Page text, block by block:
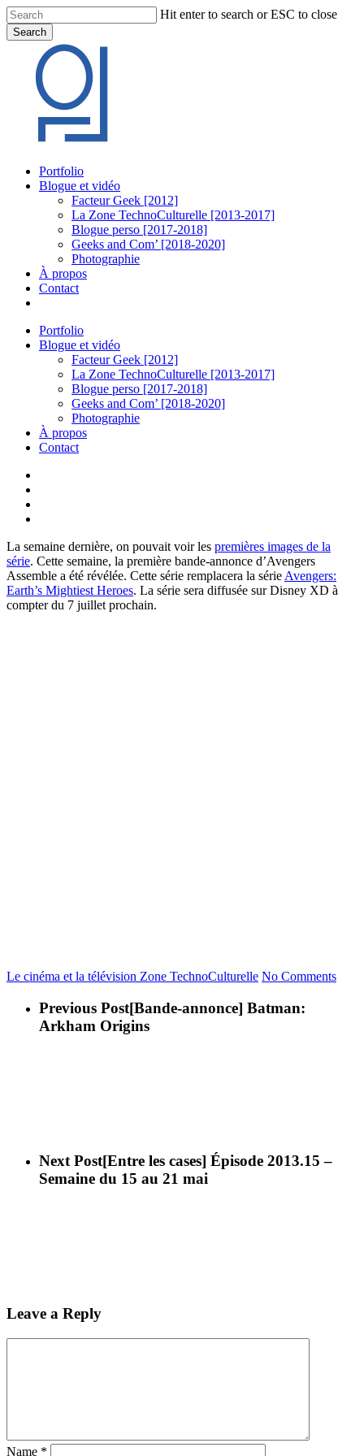
Skip
to
main
content
Hit enter to search or ESC to close
Search
Search
Menu
Portfolio
Blogue et vidéo
Facteur Geek [2012]
La Zone TechnoCulturelle [2013-2017]
Blogue perso [2017-2018]
Geeks and Com’ [2018-2020]
Photographie
À propos
Contact
Portfolio
Blogue et vidéo
Facteur Geek [2012]
La Zone TechnoCulturelle [2013-2017]
Blogue perso [2017-2018]
Geeks and Com’ [2018-2020]
Photographie
À propos
Contact
La semaine dernière, on pouvait voir les premières images de la
série. Cette semaine, la première bande-annonce d’Avengers
Assemble a été révélée. Cette série remplacera la série Avengers:
Earth’s Mightiest Heroes. La série sera diffusée sur Disney XD à
compter du 7 juillet prochain.
Le cinéma et la télévision Zone TechnoCulturelle No Comments
Previous Post[Bande-annonce] Batman:
Arkham Origins
Next Post[Entre les cases] Épisode 2013.15 –
Semaine du 15 au 21 mai
Leave a Reply
Name *